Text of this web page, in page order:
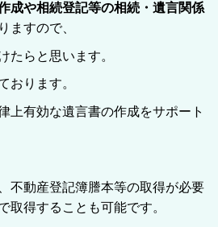
成や相続登記等の相続・遺言関係
ますので、
たらと思います。
おります。
上有効な遺言書の作成をサポート
不動産登記簿謄本等の取得が必要
取得することも可能です。